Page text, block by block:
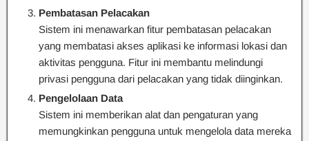
Pembatasan Pelacakan
Sistem ini menawarkan fitur pembatasan pelacakan
yang membatasi akses aplikasi ke informasi lokasi dan
aktivitas pengguna. Fitur ini membantu melindungi
privasi pengguna dari pelacakan yang tidak diinginkan.
Pengelolaan Data
Sistem ini memberikan alat dan pengaturan yang
memungkinkan pengguna untuk mengelola data mereka